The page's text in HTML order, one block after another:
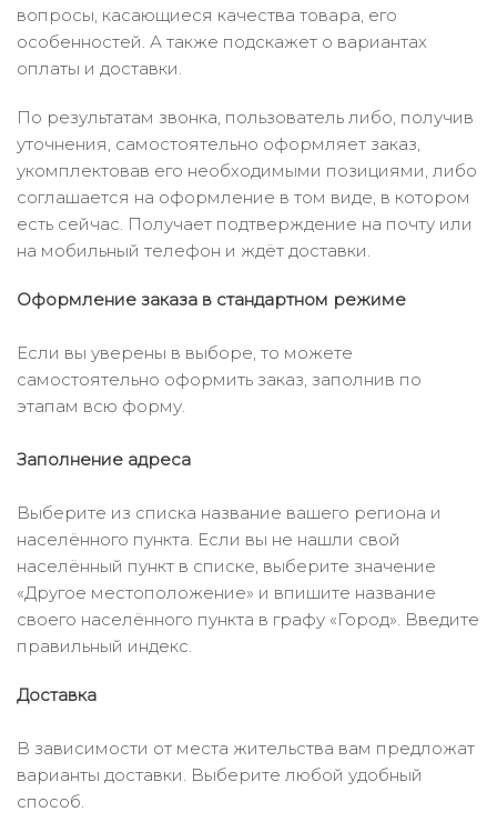
вопросы, касающиеся качества товара, его
особенностей. А также подскажет о вариантах
оплаты и доставки.
По результатам звонка, пользователь либо, получив
уточнения, самостоятельно оформляет заказ,
укомплектовав его необходимыми позициями, либо
соглашается на оформление в том виде, в котором
есть сейчас. Получает подтверждение на почту или
на мобильный телефон и ждёт доставки.
Оформление заказа в стандартном режиме
Если вы уверены в выборе, то можете
самостоятельно оформить заказ, заполнив по
этапам всю форму.
Заполнение адреса
Выберите из списка название вашего региона и
населённого пункта. Если вы не нашли свой
населённый пункт в списке, выберите значение
«Другое местоположение» и впишите название
своего населённого пункта в графу «Город». Введите
правильный индекс.
Доставка
В зависимости от места жительства вам предложат
варианты доставки. Выберите любой удобный
способ.